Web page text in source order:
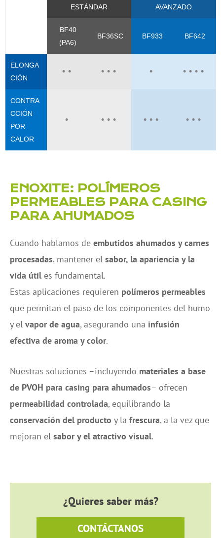
ESTÁNDAR AVANZADO
BF40
(PA6)
BF36SC BF933 BF642
ELONGA
CIÓN
•• ••• • ••••
CONTRA
CCIÓN
POR
CALOR
• ••• ••• •••
ENOXITE: POLÍMEROS
PERMEABLES PARA CASING
PARA AHUMADOS
Cuando hablamos de embutidos ahumados y carnes
procesadas, mantener el sabor, la apariencia y la
vida útiles fundamental.
Estas aplicaciones requieren polímeros permeables
que permitan el paso de los componentes del humo
y el vapor de agua, asegurando una infusión
efectiva de aroma y color.
Nuestras soluciones –incluyendo materiales a base
de PVOH para casing para ahumados– ofrecen
permeabilidad controlada, equilibrando la
conservación del producto y la frescura, a la vez que
mejoran el sabor y el atractivo visual.
¿Quieres saber más?
CONTÁCTANOS